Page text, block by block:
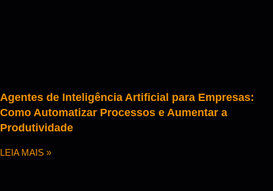
Agentes de Inteligência Artificial para Empresas:
Como Automatizar Processos e Aumentar a
Produtividade
LEIA MAIS »